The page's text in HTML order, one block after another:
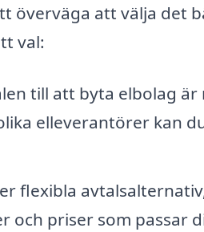
överväga att välja det
val:
till att byta elbolag
elleverantörer kan
flexibla
priser som passar